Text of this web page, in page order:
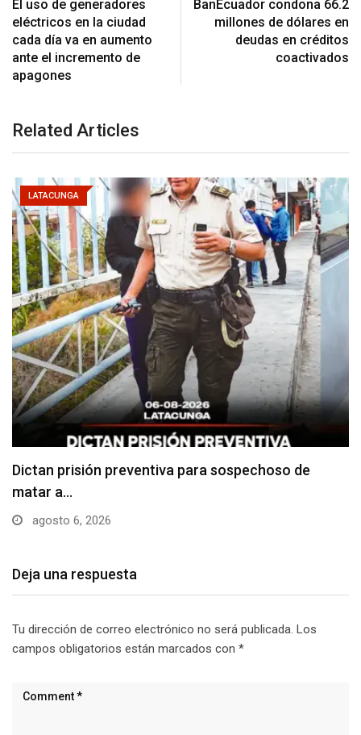
El uso de generadores
eléctricos en la ciudad
cada día va en aumento
ante el incremento de
apagones
BanEcuador condona 66.2
millones de dólares en
deudas en créditos
coactivados
Related Articles
LATACUNGA
Usuarios madrugan y hacen largas filas para
obtener…
agosto 6, 2026
Deja una respuesta
Tu dirección de correo electrónico no será publicada. Los
campos obligatorios están marcados con *